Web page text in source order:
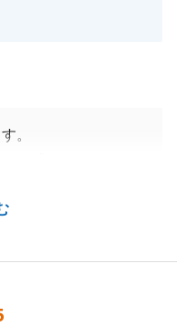
。
点等ございましたら
ます。